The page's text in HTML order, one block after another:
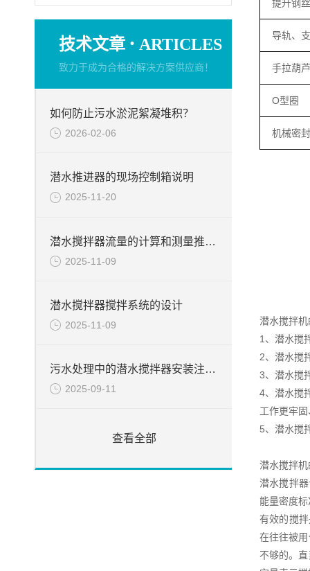
技术文章 · ARTICLES
致力于成为合格的解决方案供应商！
如何防止污水淤泥絮凝堆积？
2026-02-06
潜水推进器的现场控制箱说明
2025-11-20
潜水搅拌器流量的计算和测量推力的试验台介绍
2025-11-09
潜水搅拌器搅拌系统的设计
2025-11-09
污水处理中的潜水搅拌器安装注意事项
2025-09-11
查看全部
提升钢
导轨、
手拉葫芦
O型圈
机械密封
潜水搅拌
1、潜水搅
2、潜水搅
3、潜水搅
4、潜水搅
工作更牢
5、潜水搅
潜水搅拌
潜水搅拌
能量密度
有效的搅
在往往被
不够的。